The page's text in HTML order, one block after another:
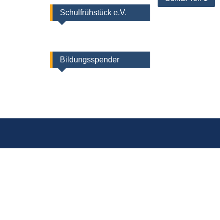
Schulfrühstück e.V.
Bildungsspender